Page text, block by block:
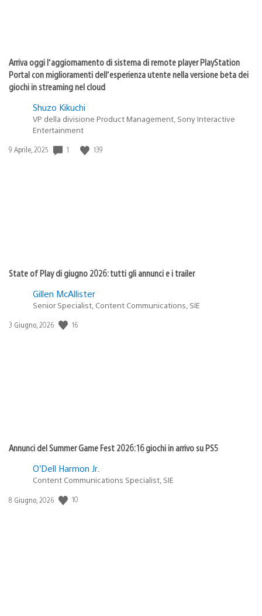
Arriva oggi l’aggiornamento di sistema di remote player PlayStation
Portal con miglioramenti dell’esperienza utente nella versione beta dei
giochi in streaming nel cloud
Shuzo Kikuchi
VP della divisione Product Management, Sony Interactive
Entertainment
Data
9 Aprile, 2025 1 139
State of Play di giugno 2026: tutti gli annunci e i trailer
Gillen McAllister
Senior Specialist, Content Communications, SIE
Data
3 Giugno, 2026 16
Annunci del Summer Game Fest 2026: 16 giochi in arrivo su PS5
O’Dell Harmon Jr.
Content Communications Specialist, SIE
Data
8 Giugno, 2026 10